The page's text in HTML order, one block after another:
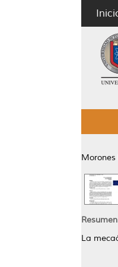
Morones
Resumen
La